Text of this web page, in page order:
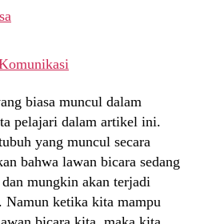
biasa muncul dalam
pelajari dalam artikel ini.
yang muncul secara
bahwa lawan bicara sedang
mungkin akan terjadi
Namun ketika kita mampu